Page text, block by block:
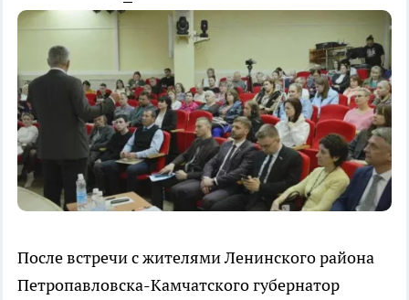
После встречи с жителями Ленинского района
Петропавловска-Камчатского губернатор